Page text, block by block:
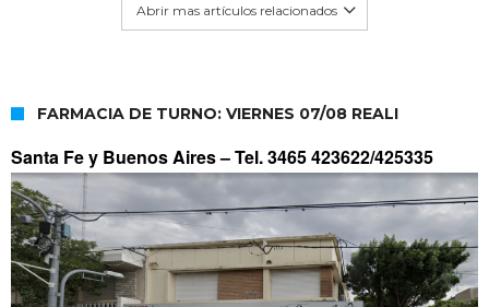
Abrir mas artículos relacionados
FARMACIA DE TURNO: VIERNES 07/08 REALI
Santa Fe y Buenos Aires –Tel. 3465 423622/425335